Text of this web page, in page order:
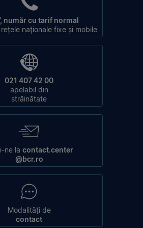
număr cu tarif normal
naționale fixe și mobile
021 407 42 00
apelabil din
străinătate
ne la contact.center
@bcr.ro
Modalități de
contact